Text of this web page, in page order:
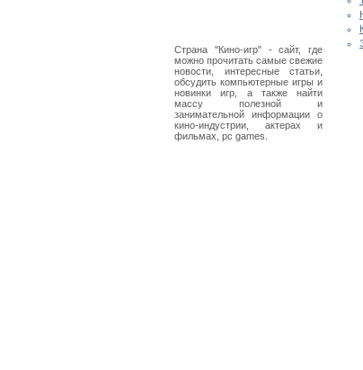
Страна "Кино-игр" - сайт, где
можно прочитать самые свежие
новости, интересные статьи,
обсудить компьютерные игры и
новинки игр, а также найти
массу полезной и
занимательной информации о
кино-индустрии, актерах и
фильмах, pc games.